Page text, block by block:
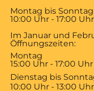
Montag bis Sonntag
10:00 Uhr - 17:00 Uhr
Im Januar und
Öffnungszeiten:
Montag
15:00 Uhr - 17:00 Uhr
Dienstag bis
10:00 Uhr - 13:00 Uhr